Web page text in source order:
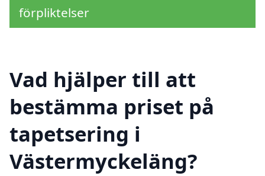
förpliktelser
Vad hjälper till att
bestämma priset på
tapetsering i
Västermyckeläng?